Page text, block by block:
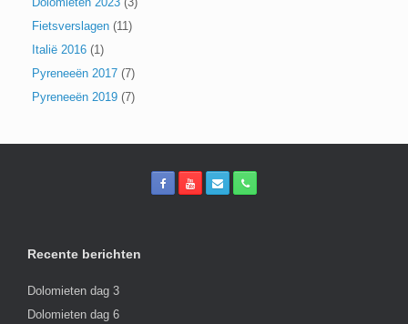
Fietsverslagen (11)
Italië 2016 (1)
Pyreneeën 2017 (7)
Pyreneeën 2019 (7)
Recente berichten
Dolomieten dag 3
Dolomieten dag 6